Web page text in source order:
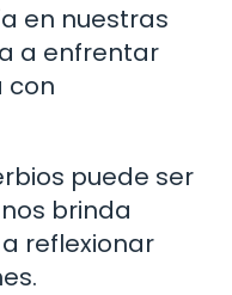
en nuestras
a enfrentar
con
puede ser
brinda
reflexionar